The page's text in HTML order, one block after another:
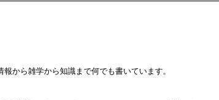
から雑学から知識まで何でも書いています。